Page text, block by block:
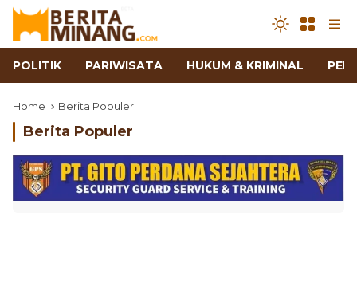
POLITIK PARIWISATA HUKUM & KRIMINAL
Home Berita Populer
Berita Populer